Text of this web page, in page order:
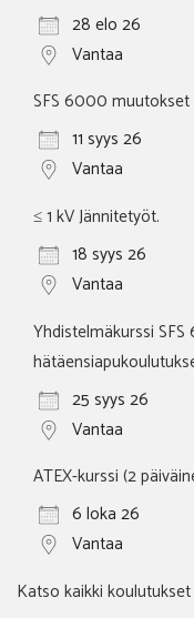
28 elo 26
Vantaa
SFS 6000 muutokset
11 syys 26
Vantaa
≤ 1 kV Jännitetyöt.
18 syys 26
Vantaa
Yhdistelmäkurssi
25 syys 26
Vantaa
ATEX-kurssi (2
6 loka 26
Vantaa
Katso kaikki koulutukset